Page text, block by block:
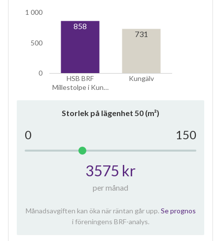
lägenhet
HSB BRF
Millestolpe i Kun…
Kungälv
0
500
1 000
858
731
Storlek på lägenhet 50 (m²)
0 150
3575 kr
per månad
Månadsavgiften kan öka när räntan går upp. Se prognos
i föreningens BRF-analys.